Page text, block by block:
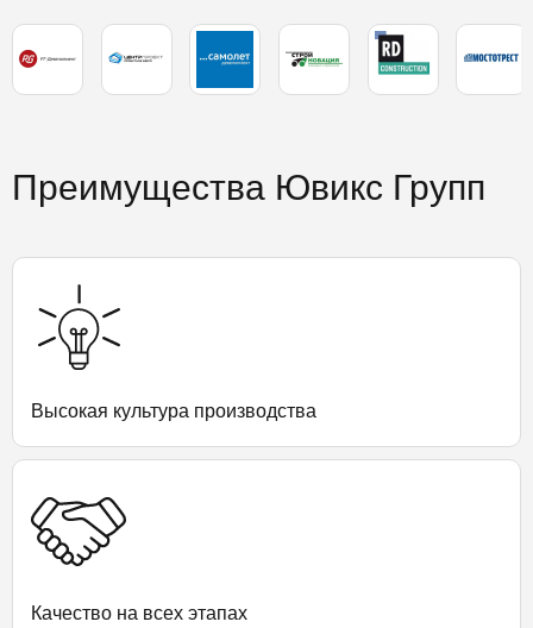
Преимущества Ювикс Групп
Высокая культура производства
Качество на всех этапах